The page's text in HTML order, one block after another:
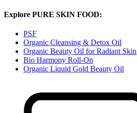
Explore PURE SKIN FOOD:
PSF
Organic Cleansing & Detox Oil
Organic Beauty Oil for Radiant Skin
Bio Harmony Roll-On
Organic Liquid Gold Beauty Oil